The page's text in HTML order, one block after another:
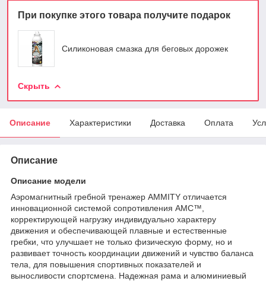
При покупке этого товара получите подарок
Силиконовая смазка для беговых дорожек
Скрыть
Описание Характеристики Доставка Оплата
Описание
Описание модели
Аэромагнитный гребной тренажер AMMITY отличается
инновационной системой сопротивления AMC™,
корректирующей нагрузку индивидуально характеру
движения и обеспечивающей плавные и естественные
гребки, что улучшает не только физическую форму, но и
развивает точность координации движений и чувство баланса
тела, для повышения спортивных показателей и
выносливости спортсмена. Надежная рама и алюминиевый